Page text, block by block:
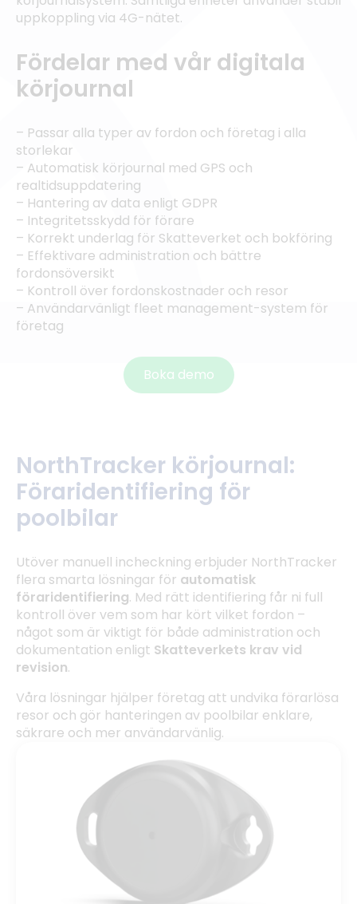
uppkoppling via 4G-nätet.
Fördelar med vår digitala
körjournal
– Passar alla typer av fordon och företag i alla
storlekar
– Automatisk körjournal med GPS och
realtidsuppdatering
– Hantering av data enligt GDPR
– Integritetsskydd för förare
– Korrekt underlag för Skatteverket och bokföring
– Effektivare administration och bättre
fordonsöversikt
– Kontroll över fordonskostnader och resor
– Användarvänligt fleet management-system för
företag
Boka demo
NorthTracker körjournal:
Föraridentifiering för
poolbilar
Utöver manuell incheckning erbjuder NorthTracker
flera smarta lösningar för automatisk
föraridentifiering. Med rätt identifiering får ni full
kontroll över vem som har kört vilket fordon –
något som är viktigt för både administration och
dokumentation enligt Skatteverkets krav vid
revision.
Våra lösningar hjälper företag att undvika förarlösa
resor och gör hanteringen av poolbilar enklare,
säkrare och mer användarvänlig.